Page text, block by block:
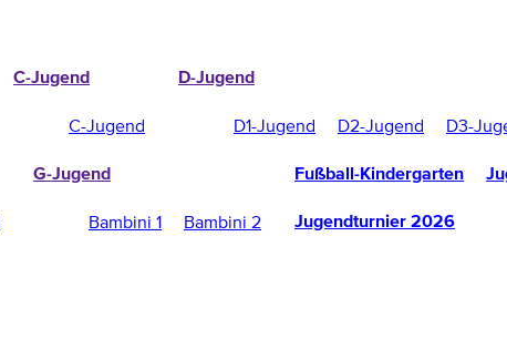
C-Jugend
C-Jugend
D-Jugend
D1-Jugend D2-Jugend D3-
G-Jugend
Bambini 1 Bambini 2
Fußball-Kindergarten
Jugendturnier 2026